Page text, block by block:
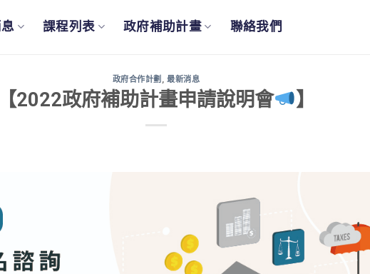
課程列表 政府補助計畫 聯絡我們
政府合作計劃 ,最新消息
【2022政府補助計畫申請說明會 】